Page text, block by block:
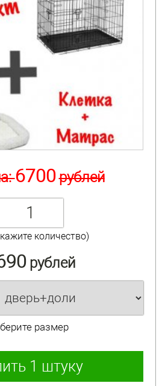
6700рублей
количество)
рублей
размер
1 штуку